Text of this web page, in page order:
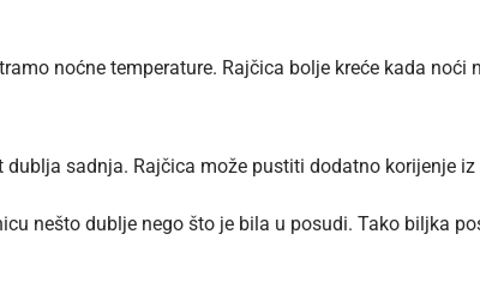
noćne temperature. Rajčica bolje kreće kada noći
sadnja. Rajčica može pustiti dodatno korijenje
nešto dublje nego što je bila u posudi. Tako biljka